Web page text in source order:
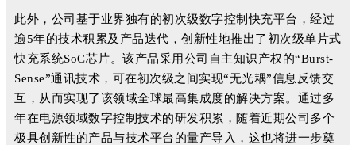
此外，公司基于业界独有的初次级数字控制快充平台，经过
逾5年的技术积累及产品迭代，创新性地推出了初次级单片式
快充系统SoC芯片。该产品采用公司自主知识产权的“Burst-
Sense”通讯技术，可在初次级之间实现“无光耦”信息反馈交
互，从而实现了该领域全球最高集成度的解决方案。通过多
年在电源领域数字控制技术的研发积累，随着近期公司多个
极具创新性的产品与技术平台的量产导入，这也将进一步奠